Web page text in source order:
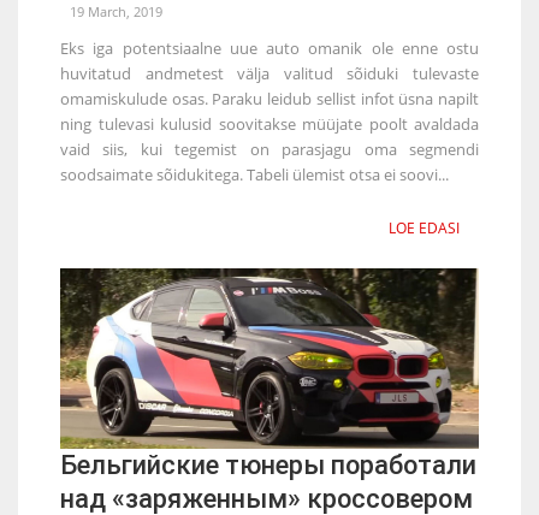
19 March, 2019
Eks iga potentsiaalne uue auto omanik ole enne ostu
huvitatud andmetest välja valitud sõiduki tulevaste
omamiskulude osas. Paraku leidub sellist infot üsna napilt
ning tulevasi kulusid soovitakse müüjate poolt avaldada
vaid siis, kui tegemist on parasjagu oma segmendi
soodsaimate sõidukitega. Tabeli ülemist otsa ei soovi...
LOE EDASI
Бельгийские тюнеры поработали
над «заряженным» кроссовером